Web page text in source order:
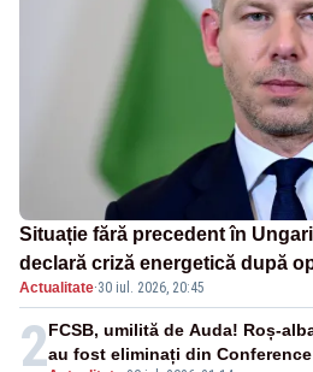
Situație fără precedent în
declară criză energetică după
Paks
Actualitate·30 iul. 2026, 20:45
2FCSB, umilită de Auda! Roș-
au fost eliminați din